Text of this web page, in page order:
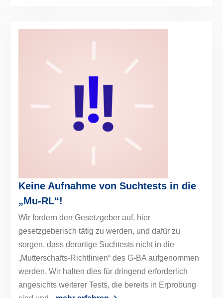
Keine Aufnahme von Suchtests in die
„Mu-RL“!
Wir fordern den Gesetzgeber auf, hier
gesetzgeberisch tätig zu werden, und dafür zu
sorgen, dass derartige Suchtests nicht in die
„Mutterschafts-Richtlinien“ des G-BA aufgenommen
werden. Wir halten dies für dringend erforderlich
angesichts weiterer Tests, die bereits in Erprobung